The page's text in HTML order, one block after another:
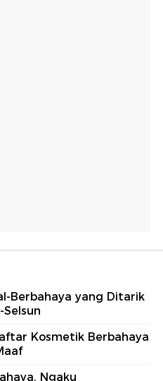
Berbahaya yang Ditarik
Selsun
Kosmetik Berbahaya
Ngaku